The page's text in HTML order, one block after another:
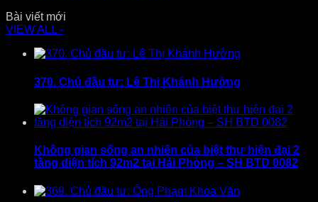
Bài viết mới
VIEW ALL -
370. Chủ đầu tư: Lê Thị Khánh Hường
Không gian sống an nhiên của biệt thự hiện đại 2
tầng diện tích 92m2 tại Hải Phòng – SH BTD 0082